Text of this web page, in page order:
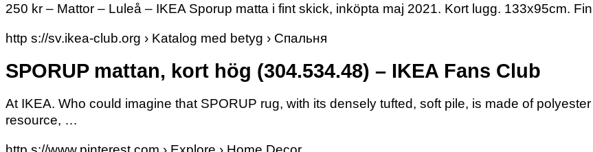
250 kr – Mattor – Luleå – IKEA Sporup matta i fint skick, inköpta maj 2021. Kort lugg. 133x95cm.
http s://sv.ikea-club.org › Katalog med betyg › Спальня
SPORUP mattan, kort hög (304.534.48) – IKEA Fans Club
At IKEA. Who could imagine that SPORUP rug, with its densely tufted, soft pile, is made of
resource, …